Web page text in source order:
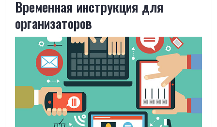
​Временная инструкция для
организаторов